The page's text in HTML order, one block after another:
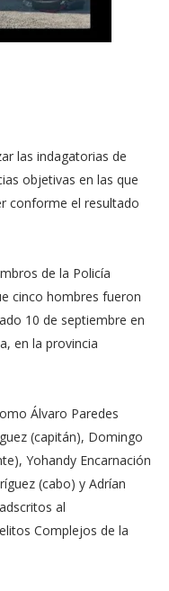
las indagatorias de
objetivas en las que
conforme el resultado
de la Policía
cinco hombres fueron
10 de septiembre en
en la provincia
Álvaro Paredes
(capitán), Domingo
Yohandy Encarnación
(cabo) y Adrían
al
Complejos de la